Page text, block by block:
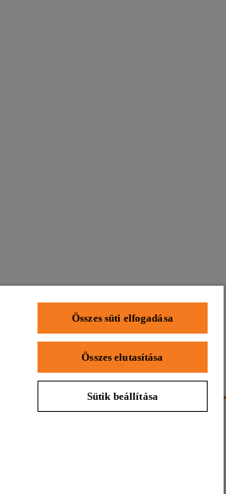
Összes süti elfogadása
Összes elutasítása
Sütik beállítása